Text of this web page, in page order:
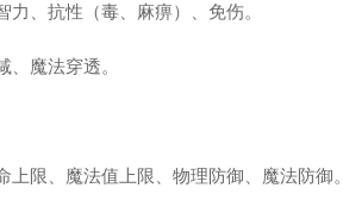
力、抗性（毒、麻痹）、免伤。
魔法穿透。
上限、魔法值上限、物理防御、魔法防御。